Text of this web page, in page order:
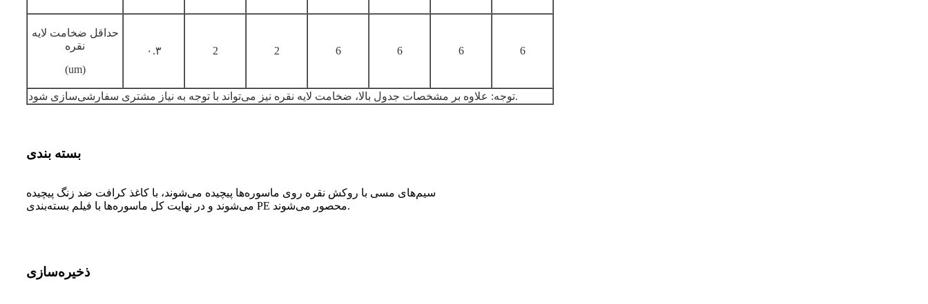
حداقل ضخامت لایه
نقره
(um)
۰.۳ 2 2 6 6 6 6
توجه: علاوه بر مشخصات جدول بالا، ضخامت لایه نقره نیز می‌تواند با توجه به نیاز مشتری سفارشی‌سازی شود.
بسته بندی
سیم‌های مسی با روکش نقره روی ماسوره‌ها پیچیده می‌شوند، با کاغذ کرافت ضد زنگ پیچیده
می‌شوند و در نهایت کل ماسوره‌ها با فیلم بسته‌بندی PE محصور می‌شوند.
ذخیره‌سازی